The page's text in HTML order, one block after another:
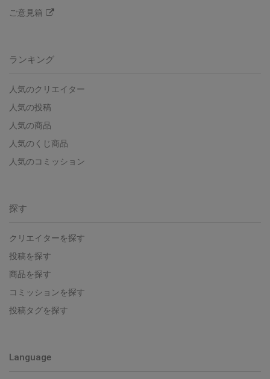
ご意見箱
ランキング
人気のクリエイター
人気の投稿
人気の商品
人気のくじ商品
人気のコミッション
探す
クリエイターを探す
投稿を探す
商品を探す
コミッションを探す
投稿タグを探す
Language